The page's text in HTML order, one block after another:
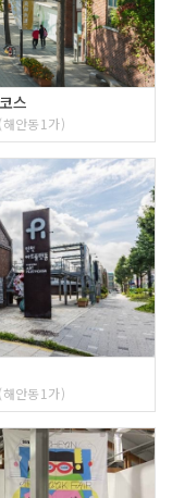
스
안동1가)
안동1가)